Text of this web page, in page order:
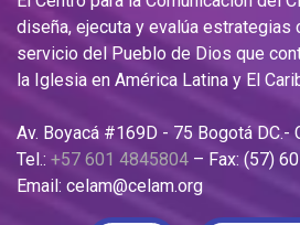
diseña, ejecuta y evalúa estrategias
servicio del Pueblo de Dios que
la Iglesia en América Latina y El
Av. Boyacá #169D - 75 Bogotá DC.-
Tel.: +57 601 4845804 – Fax: (57)
Email: celam@celam.org